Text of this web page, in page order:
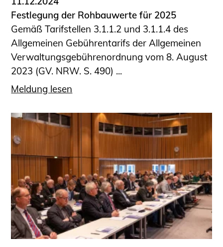
Presse
Kontakt und Anfahrt
Impressum
Datenschutz
Ingenieurakademie West
Festlegung der Rohbauwerte für 2025
Gemäß Tarifstellen 3.1.1.2 und 3.1.1.4 des
Allgemeinen Gebührentarifs der Allgemeinen
Verwaltungsgebührenordnung vom 8. August
2023 (GV. NRW. S. 490) ...
Meldung lesen